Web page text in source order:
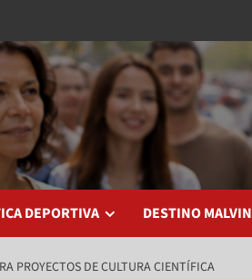
DEPORTIVA DESTINO
PROYECTOS DE CULTURA CIENTÍFICA